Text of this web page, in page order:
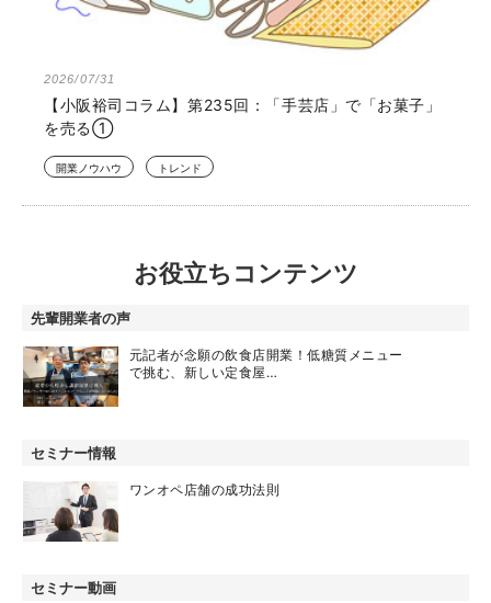
2026/07/31
【小阪裕司コラム】第235回：「手芸店」で「お菓子」
を売る①
開業ノウハウ トレンド
お役立ちコンテンツ
先輩開業者の声
元記者が念願の飲食店開業！低糖質メニュー
で挑む、新しい定食屋…
セミナー情報
ワンオペ店舗の成功法則
セミナー動画